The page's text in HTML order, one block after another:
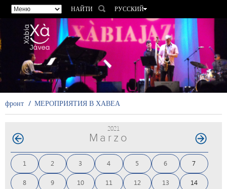
НАЙТИ
РУССКИЙ
ESPAÑOL
VALENCIÀ
FRANÇAIS
DEUTSCH
фронт МЕРОПРИЯТИЯ В ХАВЕА
2021
Marzo
1 2 3 4 5 6 7
8 9 10 11 12 13 14